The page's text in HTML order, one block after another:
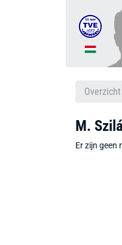
Overzicht
M.
Er zijn geen